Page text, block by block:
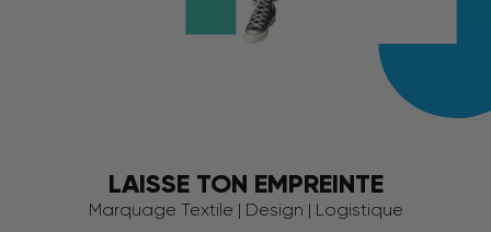
LAISSE TON EMPREINTE
Marquage Textile | Design | Logistique